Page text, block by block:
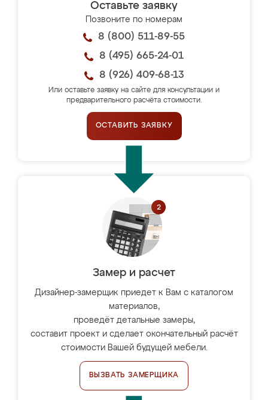
Оставьте заявку
Позвоните по номерам
8 (800) 511-89-55
8 (495) 665-24-01
8 (926) 409-68-13
Или оставьте заявку на сайте для консультации и
предварительного расчёта стоимости.
ОСТАВИТЬ ЗАЯВКУ
Замер и расчет
Дизайнер-замерщик приедет к Вам с каталогом
материалов,
проведёт детальные замеры,
составит проект и сделает окончательный расчёт
стоимости Вашей будущей мебели.
ВЫЗВАТЬ ЗАМЕРЩИКА